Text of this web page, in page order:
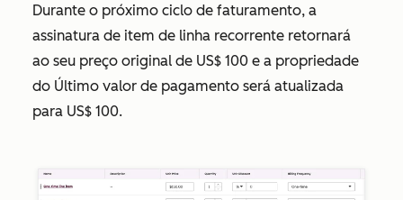
Durante o próximo ciclo de faturamento, a
assinatura de item de linha recorrente retornará
ao seu preço original de US$ 100 e a propriedade
do Último valor de pagamento será atualizada
para US$ 100.